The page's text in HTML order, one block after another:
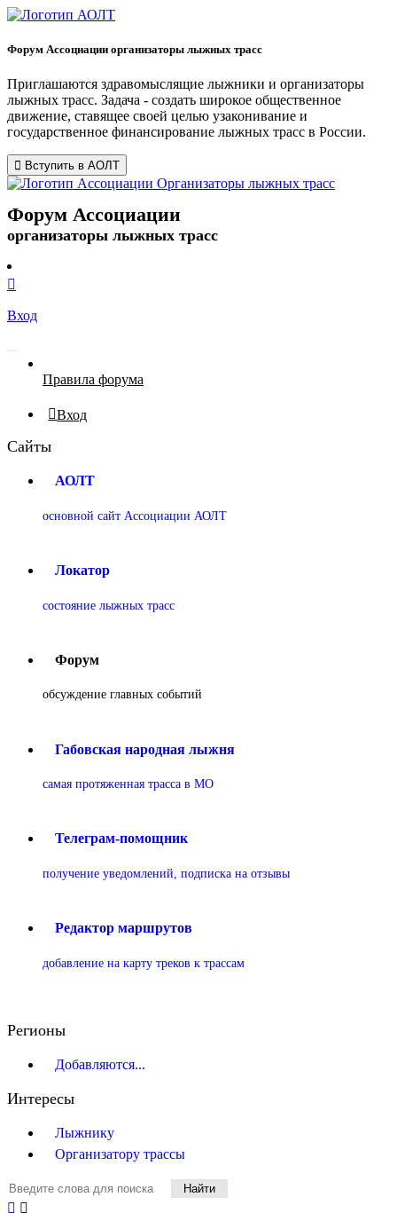
Форум Ассоциации организаторы лыжных трасс
Приглашаются здравомыслящие лыжники и организаторы
лыжных трасс. Задача - создать широкое общественное
движение, ставящее своей целью узаконивание и
государственное финансирование лыжных трасс в России.
Вступить в АОЛТ
Форум Ассоциации
организаторы лыжных трасс
Вход
Правила форума
Вход
Сайты
АОЛТ
основной сайт Ассоциации АОЛТ
Локатор
состояние лыжных трасс
Форум
обсуждение главных событий
Габовская народная лыжня
самая протяженная трасса в МО
Телеграм-помощник
получение уведомлений, подписка на отзывы
Редактор маршрутов
добавление на карту треков к трассам
Регионы
Добавляются...
Интересы
Лыжнику
Организатору трассы
Найти